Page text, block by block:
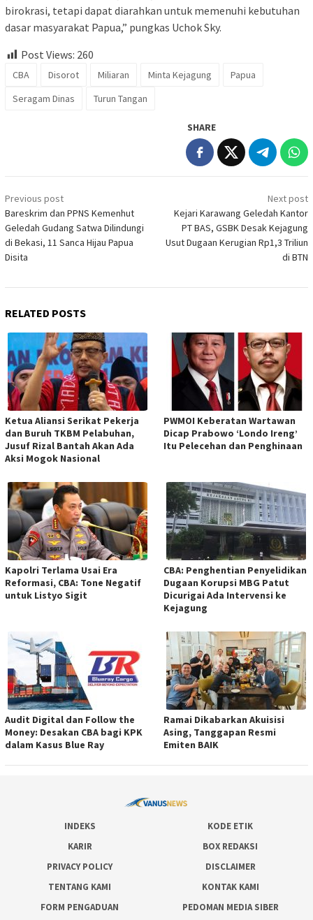
birokrasi, tetapi dapat diarahkan untuk memenuhi kebutuhan
dasar masyarakat Papua,” pungkas Uchok Sky.
Post Views: 260
CBA Disorot Miliaran Minta Kejagung
Papua
Seragam Dinas
Turun Tangan
SHARE
Post
navigation
Previous post
Bareskrim dan PPNS Kemenhut
Geledah Gudang Satwa Dilindungi
di Bekasi, 11 Sanca Hijau Papua
Disita
Next post
Kejari Karawang Geledah Kantor
PT BAS, GSBK Desak Kejagung
Usut Dugaan Kerugian Rp1,3 Triliun
di BTN
RELATED POSTS
Ketua Aliansi Serikat Pekerja
dan Buruh TKBM Pelabuhan,
Jusuf Rizal Bantah Akan Ada
Aksi Mogok Nasional
PWMOI Keberatan Wartawan
Dicap Prabowo ‘Londo Ireng’
Itu Pelecehan dan Penghinaan
Kapolri Terlama Usai Era
Reformasi, CBA: Tone Negatif
untuk Listyo Sigit
CBA: Penghentian Penyelidikan
Dugaan Korupsi MBG Patut
Dicurigai Ada Intervensi ke
Kejagung
Audit Digital dan Follow the
Money: Desakan CBA bagi KPK
dalam Kasus Blue Ray
Ramai Dikabarkan Akuisisi
Asing, Tanggapan Resmi
Emiten BAIK
INDEKS
KODE ETIK
KARIR
BOX REDAKSI
PRIVACY POLICY
DISCLAIMER
TENTANG KAMI
KONTAK KAMI
FORM PENGADUAN
PEDOMAN MEDIA SIBER